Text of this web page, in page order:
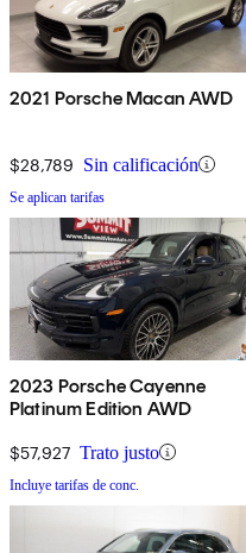
2021 Porsche Macan AWD
$28,789 Sin calificación
Se aplican tarifas
2023 Porsche Cayenne
Platinum Edition AWD
$57,927 Trato justo
Incluye tarifas de conc.